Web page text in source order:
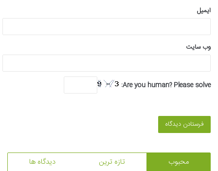
ایمیل
وب‌ سایت
Are you human? Please solve:
محبوب تازه ترین دیدگاه ها